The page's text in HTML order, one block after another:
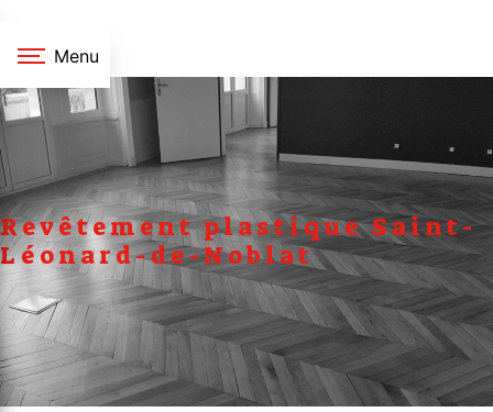
Menu
Revêtement plastique Saint-
Léonard-de-Noblat